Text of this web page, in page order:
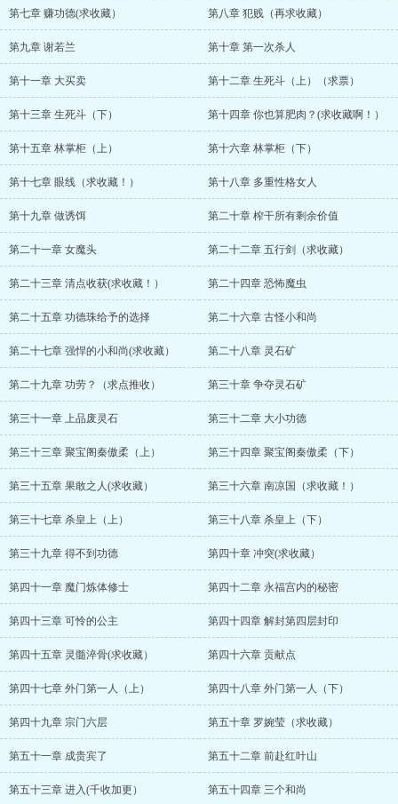
第七章 赚功德(求收藏） 第八章 犯贱（再求收藏）
第九章 谢若兰 第十章 第一次杀人
第十一章 大买卖 第十二章 生死斗（上）（求票）
第十三章 生死斗（下） 第十四章 你也算肥肉？(求收藏啊！）
第十五章 林掌柜（上） 第十六章 林掌柜（下）
第十七章 眼线（求收藏！） 第十八章 多重性格女人
第十九章 做诱饵 第二十章 榨干所有剩余价值
第二十一章 女魔头 第二十二章 五行剑（求收藏）
第二十三章 清点收获(求收藏！） 第二十四章 恐怖魔虫
第二十五章 功德珠给予的选择 第二十六章 古怪小和尚
第二十七章 强悍的小和尚(求收藏） 第二十八章 灵石矿
第二十九章 功劳？（求点推收） 第三十章 争夺灵石矿
第三十一章 上品废灵石 第三十二章 大小功德
第三十三章 聚宝阁秦傲柔（上） 第三十四章 聚宝阁秦傲柔（下）
第三十五章 果敢之人(求收藏） 第三十六章 南凉国（求收藏！）
第三十七章 杀皇上（上） 第三十八章 杀皇上（下）
第三十九章 得不到功德 第四十章 冲突(求收藏）
第四十一章 魔门炼体修士 第四十二章 永福宫内的秘密
第四十三章 可怜的公主 第四十四章 解封第四层封印
第四十五章 灵髓淬骨(求收藏） 第四十六章 贡献点
第四十七章 外门第一人（上） 第四十八章 外门第一人（下）
第四十九章 宗门六层 第五十章 罗婉莹（求收藏）
第五十一章 成贵宾了 第五十二章 前赴红叶山
第五十三章 进入(千收加更） 第五十四章 三个和尚